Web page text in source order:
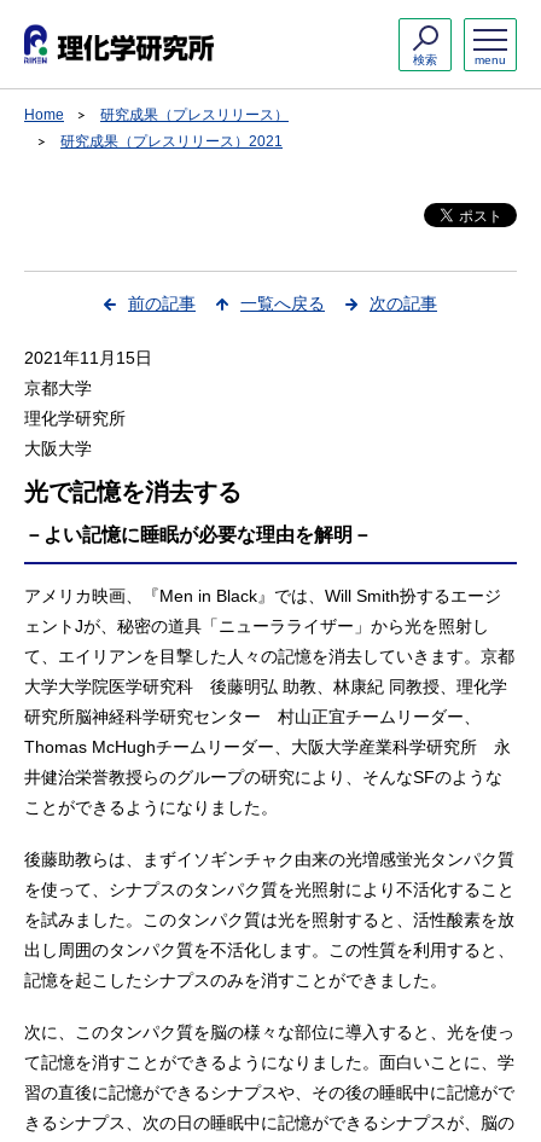
menu
検索
Home
研究成果（プレスリリース）
研究成果（プレスリリース）2021
前の記事 一覧へ戻る 次の記事
2021年11月15日
京都大学
理化学研究所
大阪大学
光で記憶を消去する
－よい記憶に睡眠が必要な理由を解明－
アメリカ映画、『Men in Black』では、Will Smith扮するエージ
ェントJが、秘密の道具「ニューラライザー」から光を照射し
て、エイリアンを目撃した人々の記憶を消去していきます。京都
大学大学院医学研究科 後藤明弘 助教、林康紀 同教授、理化学
研究所脳神経科学研究センター 村山正宜チームリーダー、
Thomas McHughチームリーダー、大阪大学産業科学研究所 永
井健治栄誉教授らのグループの研究により、そんなSFのような
ことができるようになりました。
後藤助教らは、まずイソギンチャク由来の光増感蛍光タンパク質
を使って、シナプスのタンパク質を光照射により不活化すること
を試みました。このタンパク質は光を照射すると、活性酸素を放
出し周囲のタンパク質を不活化します。この性質を利用すると、
記憶を起こしたシナプスのみを消すことができました。
次に、このタンパク質を脳の様々な部位に導入すると、光を使っ
て記憶を消すことができるようになりました。面白いことに、学
習の直後に記憶ができるシナプスや、その後の睡眠中に記憶がで
きるシナプス、次の日の睡眠中に記憶ができるシナプスが、脳の